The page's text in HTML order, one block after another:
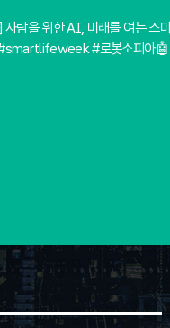
사람을 위한 AI, 미래를 여는 스
#로봇소피아